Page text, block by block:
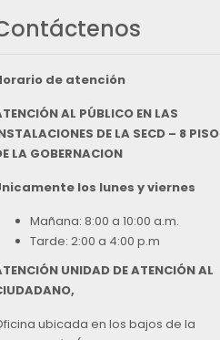
de atención
AL PÚBLICO EN LAS
DE LA SECD – 8 PISO
LA GOBERNACION
nicamente los lunes y viernes
Mañana: 8:00 a 10:00 a.m.
Tarde: 2:00 a 4:00 p.m
UNIDAD DE ATENCIÓN AL
ubicada en los bajos de la